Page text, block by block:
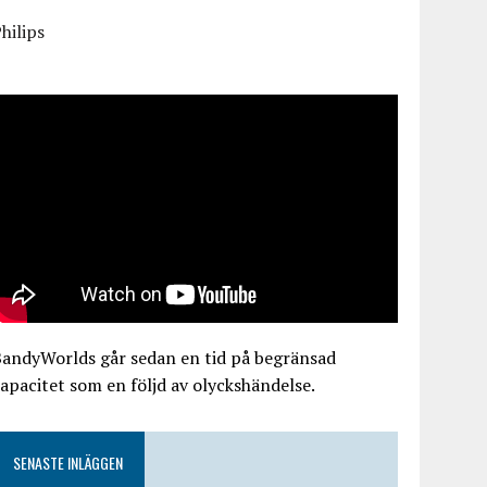
går sedan en tid på begränsad
som en följd av olyckshändelse.
SENASTE INLÄGGEN